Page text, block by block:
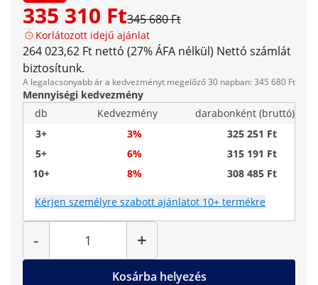
335 310 Ft345 680 Ft
Korlátozott idejű ajánlat
264 023,62 Ft nettó (27% ÁFA nélkül) Nettó számlát
biztosítunk.
A legalacsonyabb ár a kedvezményt megelőző 30 napban: 345 680 Ft
Mennyiségi kedvezmény
db
Kedvezmény
darabonként (bruttó)
3+
3%
325 251 Ft
5+
6%
315 191 Ft
10+
8% 308 485 Ft
Kérjen személyre szabott ajánlatot 10+ termékre
-
Mennyiség
+
Kosárba helyezés